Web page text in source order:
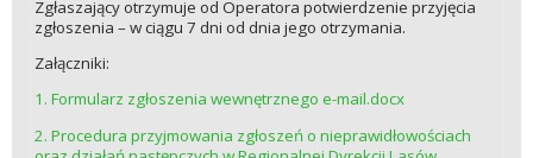
Zgłaszający otrzymuje od Operatora potwierdzenie przyjęcia
zgłoszenia – w ciągu 7 dni od dnia jego otrzymania.
Załączniki:
1. Formularz zgłoszenia wewnętrznego e-mail.docx
2. Procedura przyjmowania zgłoszeń o nieprawidłowościach